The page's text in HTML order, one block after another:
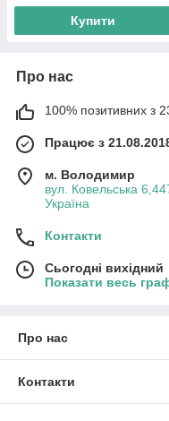
Купити
Про нас
100% позитивних з
Працює з
м. Володимир
вул. Ковельська
Україна
Контакти
Сьогодні вихідний
Показати весь
Про нас
Контакти